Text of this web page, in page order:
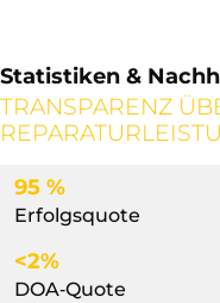
Statistiken &
TRANSPARENZ
95 %
Erfolgsquote
<2%
DOA‐Quote